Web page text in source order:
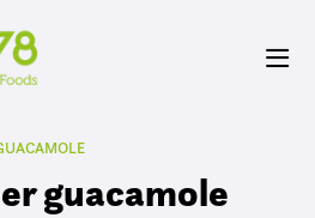
guacamole